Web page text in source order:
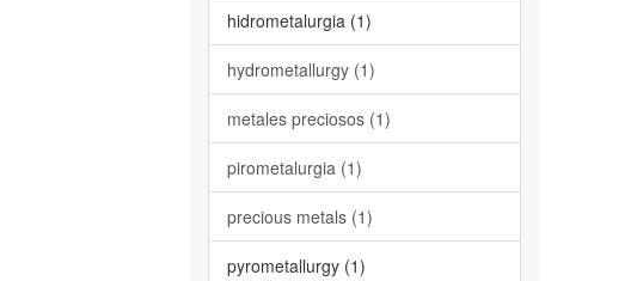
hidrometalurgia (1)
hydrometallurgy (1)
metales preciosos (1)
pirometalurgia (1)
precious metals (1)
pyrometallurgy (1)